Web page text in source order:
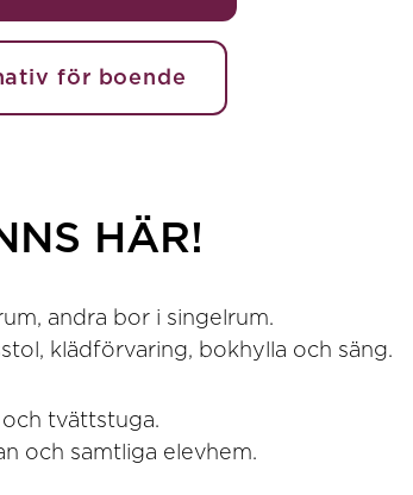
för boende
HÄR!
andra bor i singelrum.
klädförvaring, bokhylla och säng.
tvättstuga.
och samtliga elevhem.